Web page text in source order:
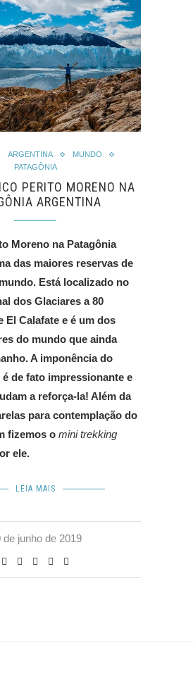
ARGENTINA
MUNDO
PATAGÔNIA
PERITO MORENO NA
ARGENTINA
Moreno na Patagônia
das maiores reservas de
Está localizado no
dos Glaciares a 80
El Calafate e é um dos
do mundo que ainda
A imponência do
de fato impressionante e
a reforça-la! Além da
para contemplação do
fizemos o mini trekking
ele.
LEIA MAIS
de junho de 2019